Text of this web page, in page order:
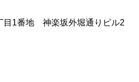
目1番地 神楽坂外堀通りビル2